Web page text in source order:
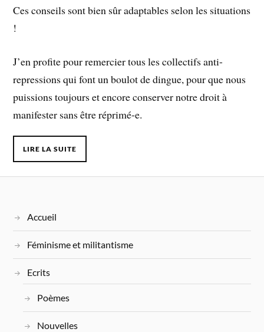
Ces conseils sont bien sûr adaptables selon les situations
!
J’en profite pour remercier tous les collectifs anti-
repressions qui font un boulot de dingue, pour que nous
puissions toujours et encore conserver notre droit à
manifester sans être réprimé-e.
LIRE LA SUITE
Accueil
Féminisme et militantisme
Ecrits
Poèmes
Nouvelles